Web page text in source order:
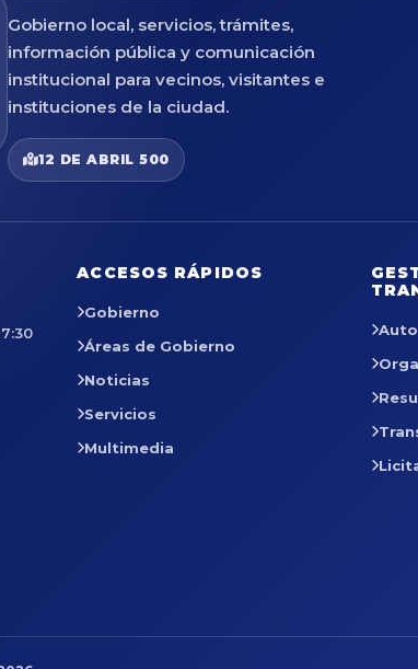
Gobierno local, servicios, trámites,
información pública y comunicación
institucional para vecinos, visitantes e
instituciones de la ciudad.
12 DE ABRIL 500
ACCESOS RÁPIDOS
Gobierno
Áreas de Gobierno
Noticias
Servicios
Multimedia